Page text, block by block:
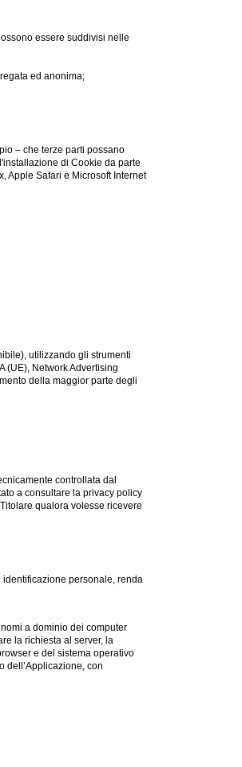
essere suddivisi nelle
ed anonima;
– che terze parti possano
di Cookie da parte
Apple Safari e Microsoft Internet
utilizzando gli strumenti
(UE), Network Advertising
della maggior parte degli
controllata dal
a consultare la privacy policy
qualora volesse ricevere
personale, renda
a dominio dei computer
la richiesta al server, la
e del sistema operativo
dell’Applicazione, con